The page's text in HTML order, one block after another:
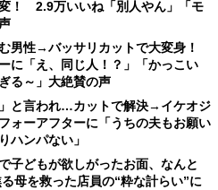
！ 2.9万いいね「別人やん」「モ
男性→バッサリカットで大変身！
に「え、同じ人！？」「かっこい
る～」大絶賛の声
と言われ…カットで解決→イケオジ
ォーアフターに「うちの夫もお願い
ハンパない」
子どもが欲しがったお面、なんと
母を救った店員の“粋な計らい”に